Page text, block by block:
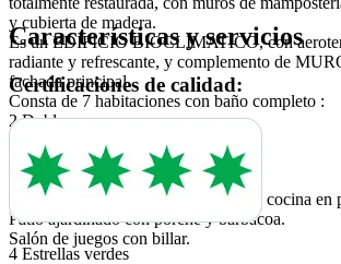
y cubierta de madera.
Es un EDIFICIO BIOCLIMATICO, con
radiante y refrescante, y complemento de
fachada principal.
Consta de 7 habitaciones con baño completo :
2 Dobles
2 Matrimonio
2 Suite
1 adaptada minusvalidos
Gran salón-comedor con chimenea y cocina en
Patio ajardinado con porche y barbacoa.
Salón de juegos con billar.
Características y servicios
Certificaciones de calidad:
4 Estrellas verdes